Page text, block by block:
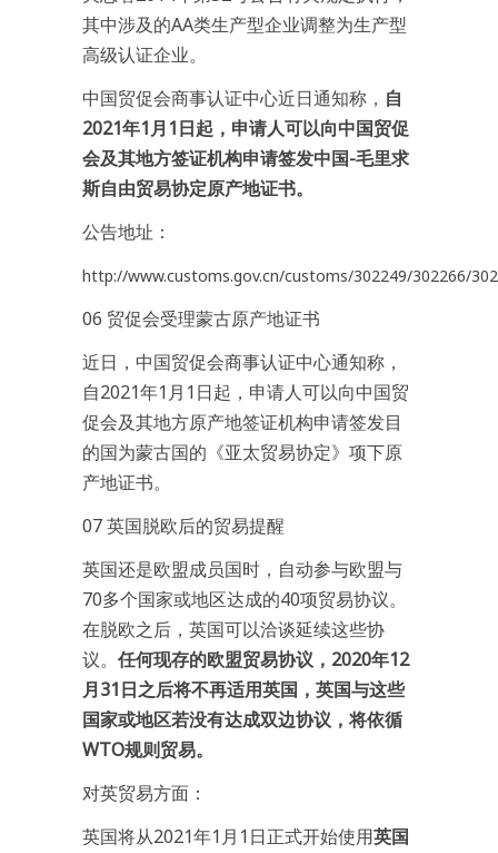
其中涉及的AA类生产型企业调整为生产型
高级认证企业。
中国贸促会商事认证中心近日通知称， 自
2021年1月1日起，申请人可以向中国贸促
会及其地方签证机构申请签发中国-毛里求
斯自由贸易协定原产地证书。
公告地址：
http://www.customs.gov.cn/customs/302249/302266/
06 贸促会受理蒙古原产地证书
近日，中国贸促会商事认证中心通知称，
自2021年1月1日起，申请人可以向中国贸
促会及其地方原产地签证机构申请签发目
的国为蒙古国的《亚太贸易协定》项下原
产地证书。
07 英国脱欧后的贸易提醒
英国还是欧盟成员国时，自动参与欧盟与
70多个国家或地区达成的40项贸易协议。
在脱欧之后，英国可以洽谈延续这些协
议。 任何现存的欧盟贸易协议，2020年12
月31日之后将不再适用英国，英国与这些
国家或地区若没有达成双边协议，将依循
WTO规则贸易。
对英贸易方面：
英国将从2021年1月1日正式开始使用英国